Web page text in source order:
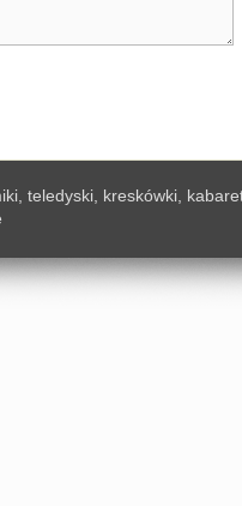
teledyski, kreskówki,